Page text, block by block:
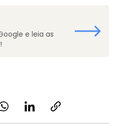
e leia as